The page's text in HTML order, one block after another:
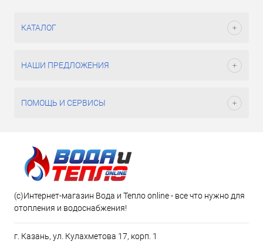
КАТАЛОГ
НАШИ ПРЕДЛОЖЕНИЯ
ПОМОЩЬ И СЕРВИСЫ
(c)Интернет-магазин Вода и Тепло online - все что нужно для
отопления и водоснабжения!
г. Казань, ул. Кулахметова 17, корп. 1